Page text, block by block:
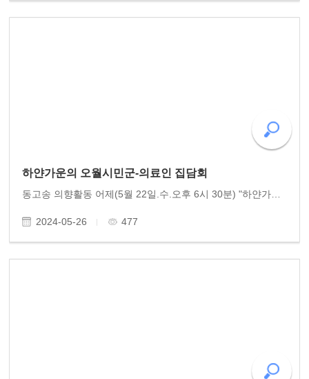
하얀가운의 오월시민군-의료인 집담회
동고송 의향활동 어제(5월 22일.수.오후 6시 30분) "하얀가운의 오월시민군 구술집담회"를 동고송 주관으로 전일빌딩 245 대강당에서 개최했습니다. 80년 5월, 10일간의 항쟁 속에 총상 당한 시민들을 헌신적으로 치료하며 생명을 구했던 그날의 의료인들을 모시고 이야기..
2024-05-26 477